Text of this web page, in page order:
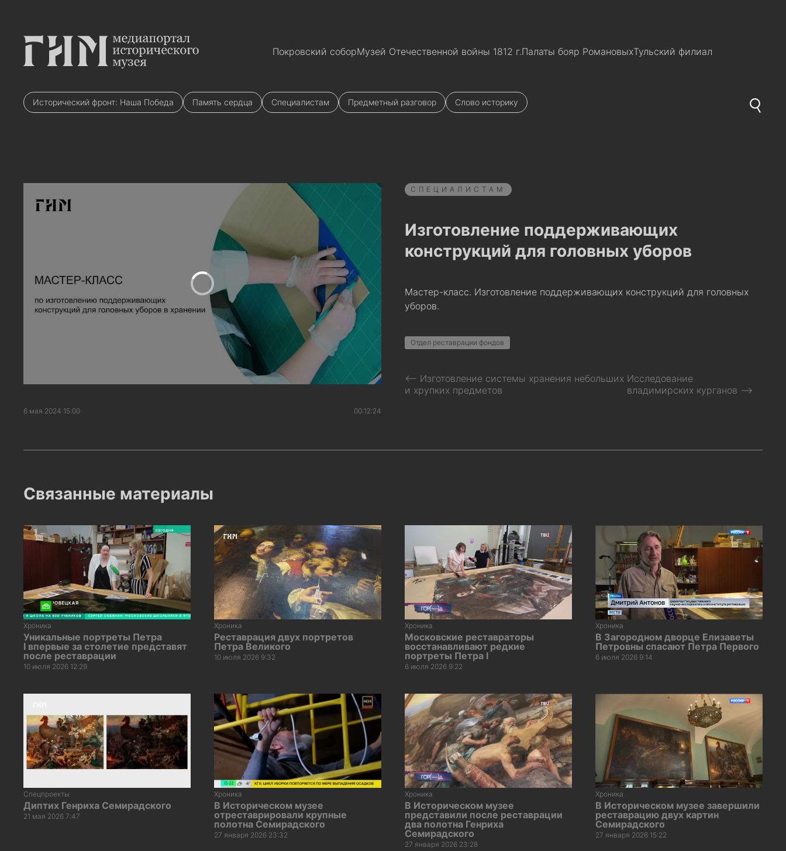
Покровский соборМузей Отечественной войны 1812 г.Палаты бояр РомановыхТульский филиал
Исторический фронт: Наша Победа Память сердца Специалистам Предметный разговор Слово историку
6 мая 2024 15:00 00:12:24
СПЕЦИАЛИСТАМ
Изготовление поддерживающих
конструкций для головных уборов
Мастер-класс. Изготовление поддерживающих конструкций для головных
уборов.
Отдел реставрации фондов
⟵ Изготовление системы хранения небольших
и хрупких предметов
Исследование
владимирских курганов ⟶
Связанные материалы
Хроника
Уникальные портреты Петра
I впервые за столетие представят
после реставрации
10 июля 2026 12:29
Хроника
Реставрация двух портретов
Петра Великого
10 июля 2026 9:32
Хроника
Московские реставраторы
восстанавливают редкие
портреты Петра I
6 июля 2026 9:22
Хроника
В Загородном дворце Елизаветы
Петровны спасают Петра Первого
6 июля 2026 9:14
Спецпроекты
Диптих Генриха Семирадского
21 мая 2026 7:47
Хроника
В Историческом музее
отреставрировали крупные
полотна Семирадского
27 января 2026 23:32
Хроника
В Историческом музее
представили после реставрации
два полотна Генриха
Семирадского
27 января 2026 23:28
Хроника
В Историческом музее завершили
реставрацию двух картин
Семирадского
27 января 2026 15:22